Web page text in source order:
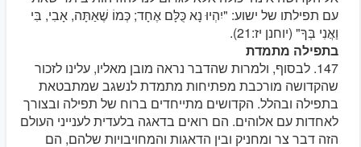
עם תפילתו של ישוע: "יִהְיוּ נָא כֻּלָּם אֶחָד; כְּמוֹ שֶׁאַתָּה, אָבִי, בִּי
וַאֲנִי בְּךָ" (יוחנן יז:21).
בתפילה מתמדת
147. לבסוף, ולמרות שהדבר נראה מובן מאליו, עלינו לזכור
שהקדושה מורכבת מפתיחות מתמדת לנשגב שמתבטאת
בתפילה ובהלל. הקדושים מתייחדים ברוח של תפילה ובצורך
לאחדות עם אלוהים. הם רואים בדאגה בלעדית לענייני העולם
הזה דבר צר ומחניק ובין הדאגות והמחויבויות שלהם, הם